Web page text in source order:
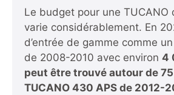
Le budget pour une TUCANO
varie considérablement. En
d’entrée de gamme comme
de 2008-2010 avec environ 4
peut être trouvé autour de
TUCANO 430 APS de 2012-